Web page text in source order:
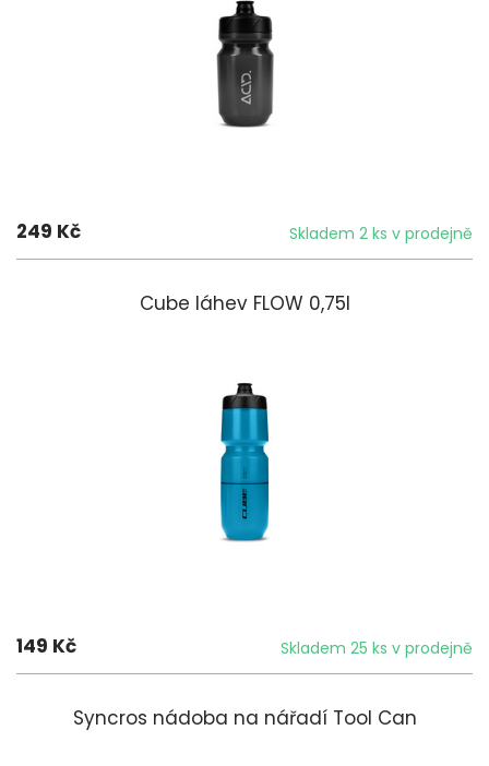
249 Kč Skladem 2 ks v prodejně
Cube láhev FLOW 0,75l
149 Kč Skladem 25 ks v prodejně
Syncros nádoba na nářadí Tool Can